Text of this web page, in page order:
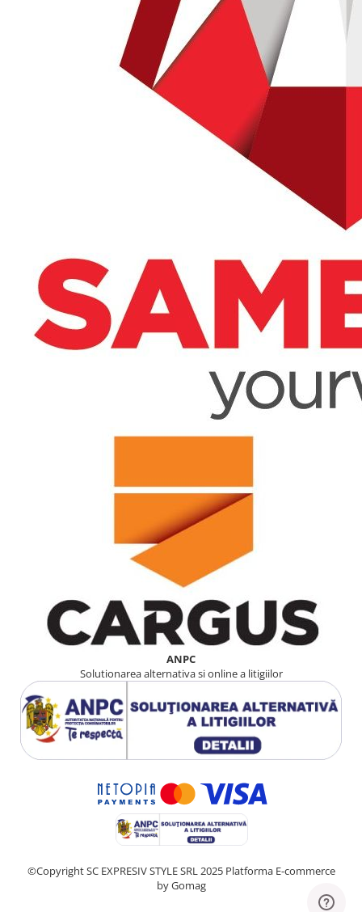
ANPC
Solutionarea alternativa si online a litigiilor
©Copyright SC EXPRESIV STYLE SRL 2025 Platforma E-commerce
by Gomag